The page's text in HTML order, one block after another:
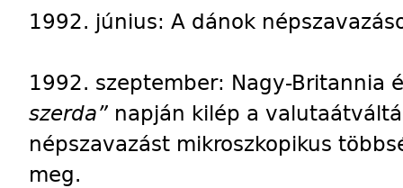
1992. június: A dánok
1992. szeptember: Nagy-Britannia
szerda” napján kilép a
népszavazást mikroszkopikus
meg.